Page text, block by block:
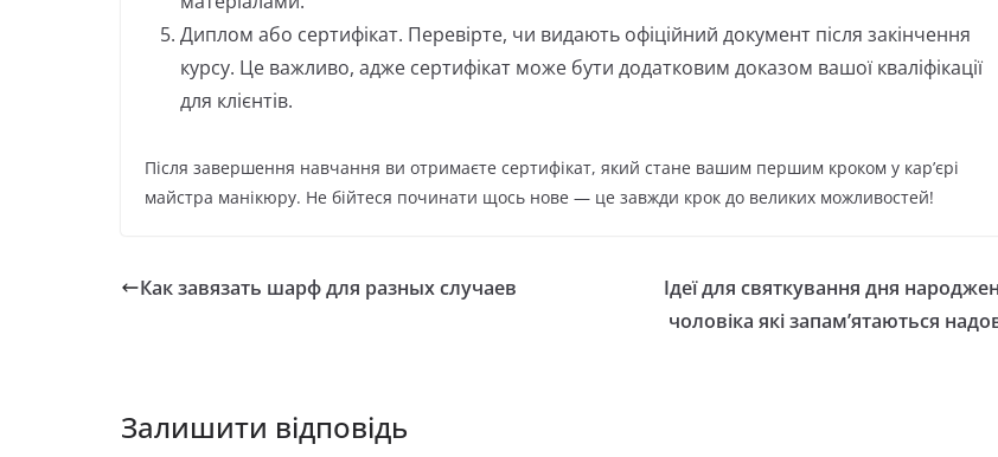
Диплом або сертифікат. Перевірте, чи видають офіційний документ після закінчення
курсу. Це важливо, адже сертифікат може бути додатковим доказом вашої кваліфікації
для клієнтів.
Після завершення навчання ви отримаєте сертифікат, який стане вашим першим кроком у кар’єрі
майстра манікюру. Не бійтеся починати щось нове — це завжди крок до великих можливостей!
Как завязать шарф для разных случаев
Ідеї для святкування дня
чоловіка які запам’ятаються
Залишити відповідь